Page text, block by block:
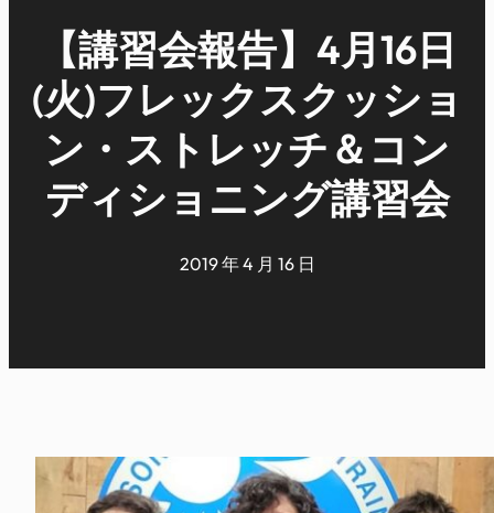
【講習会報告】4月16日
(火)フレックスクッショ
ン・ストレッチ＆コン
ディショニング講習会
2019 年 4 月 16 日